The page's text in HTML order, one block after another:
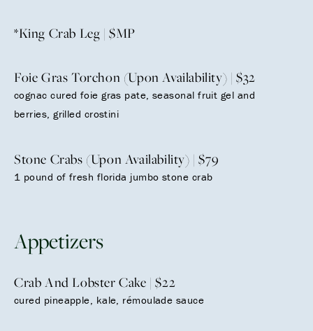
*King Crab Leg | $MP
Foie Gras Torchon (Upon Availability) | $32
cognac cured foie gras pate, seasonal fruit gel and
berries, grilled crostini
Stone Crabs (Upon Availability) | $79
1 pound of fresh florida jumbo stone crab
Appetizers
Crab And Lobster Cake | $22
cured pineapple, kale, rémoulade sauce